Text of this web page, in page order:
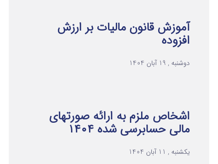
آموزش قانون مالیات بر ارزش
افزوده
دوشنبه , 19 آبان 1404
اشخاص ملزم به ارائه صورتهای
مالی حسابرسی شده ۱۴۰۴
یکشنبه , 11 آبان 1404